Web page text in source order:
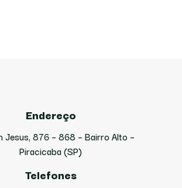
Endereço
Jesus, 876 – 868 – Bairro Alto –
Piracicaba (SP)
Telefones